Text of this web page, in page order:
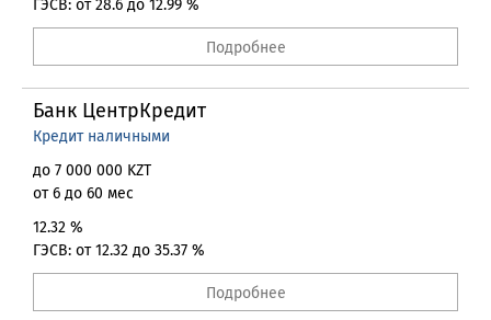
ГЭСВ: от 28.6 до 12.99 %
Подробнее
Банк ЦентрКредит
Кредит наличными
до 7 000 000 KZT
от 6 до 60 мес
12.32 %
ГЭСВ: от 12.32 до 35.37 %
Подробнее